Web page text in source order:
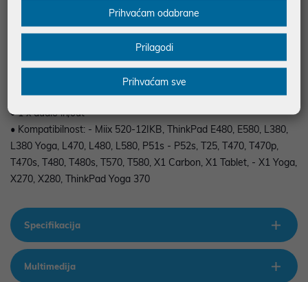
• 1 x USB 3.0 Always on
• 2 x USB Type-C
• 2x Display Port
• 1x VGA
• 1 x audio in/out
• Kompatibilnost: - Miix 520-12IKB, ThinkPad E480, E580, L380,
L380 Yoga, L470, L480, L580, P51s - P52s, T25, T470, T470p,
T470s, T480, T480s, T570, T580, X1 Carbon, X1 Tablet, - X1 Yoga,
X270, X280, ThinkPad Yoga 370
Specifikacija
Multimedija
Prihvaćam odabrane
Prilagodi
Prihvaćam sve